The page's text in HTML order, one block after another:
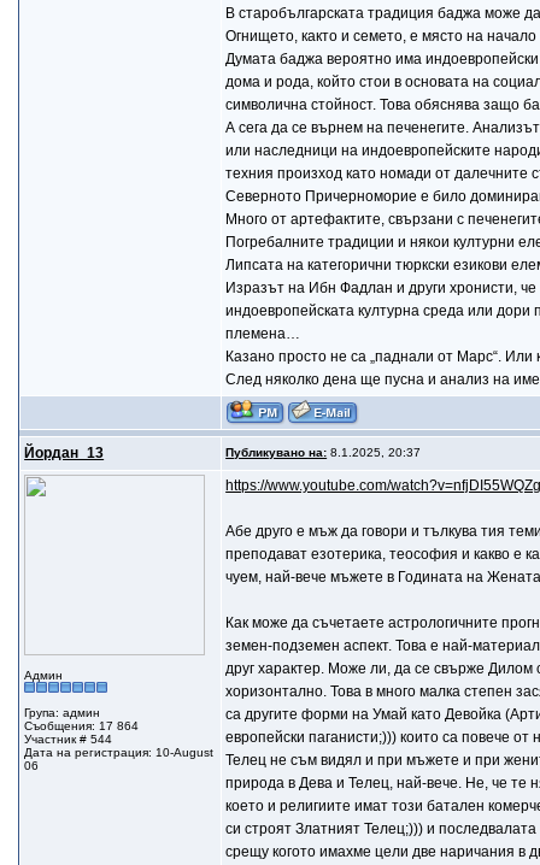
В старобългарската традиция баджа може
Огнището, както и семето, е място на
Думата баджа вероятно има индоевропейски
дома и рода, който стои в основата на
символична стойност. Това обяснява защо
А сега да се върнем на печенегите.
или наследници на индоевропейските
техния произход като номади от далечните
Северното Причерноморие е било
Много от артефактите, свързани с
Погребалните традиции и някои културни
Липсата на категорични тюркски езикови
Изразът на Ибн Фадлан и други хронисти,
индоевропейската културна среда или дори
племена…
Казано просто не са „паднали от Марс“.
След няколко дена ще пусна и анализ на
Йордан_13 Публикувано на: 8.1.2025, 20:37
Админ
Група: админ
Съобщения: 17 864
Участник # 544
Дата на регистрация: 10-August
06
https://www.youtube.com/
Абе друго е мъж да говори и тълкува тия
преподават езотерика, теософия и каквo е
чуем, най-вече мъжете в Годината на
Как може да съчетаете астрологичните
земен-подземен аспект. Това е най-
друг характер. Може ли, да се свърже Дилом
хоризонтално. Това в много малка степен
са другите форми на Умай като Девойка
европейски паганисти;))) които са повече
Телец не съм видял и при мъжете и при
природа в Дева и Телец, най-вече. Не, че те
което и религиите имат този батален
си строят Златният Телец;))) и
срещу когото имахме цели две наричания в